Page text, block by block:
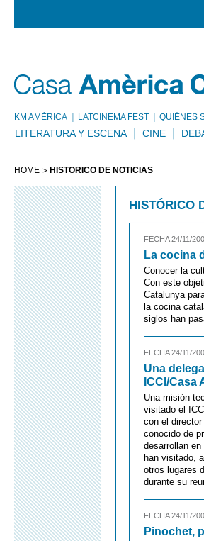
KM AMÈRICA LATCINEMA FEST QUIÉNES
LITERATURA Y ESCENA CINE
HOME HISTÓRICO DE NOTÍCIAS
HISTÓRICO
FECHA 24/11/
La cocina
Conocer la
Con este
Catalunya
la cocina
siglos han
FECHA 24/11/
Una
ICCI/Casa
Una misión
visitado el
con el
conocido de
desarrollan
han visitado,
otros lugares
durante su
FECHA 24/11/
Pinochet,